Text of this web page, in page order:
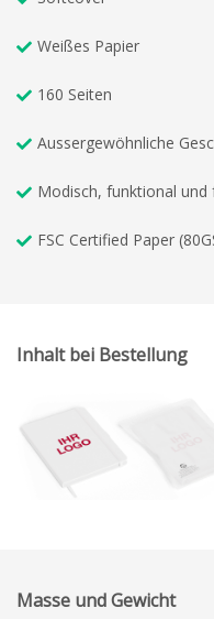
Weißes Papier
160 Seiten
Aussergewöhnliche
Modisch, funktional und
FSC Certified Paper
Inhalt bei Bestellung
Masse und Gewicht